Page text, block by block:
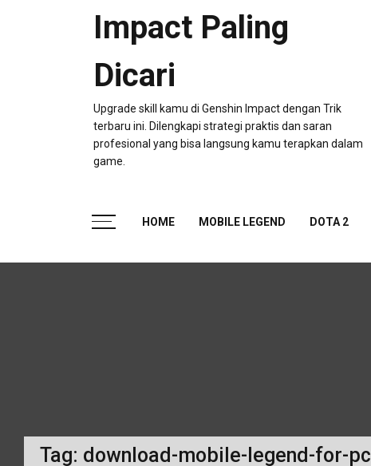
Impact Paling
Dicari
Upgrade skill kamu di Genshin Impact dengan Trik
terbaru ini. Dilengkapi strategi praktis dan saran
profesional yang bisa langsung kamu terapkan dalam
game.
HOME MOBILE LEGEND DOTA 2
Tag: download-mobile-legend-for-pc